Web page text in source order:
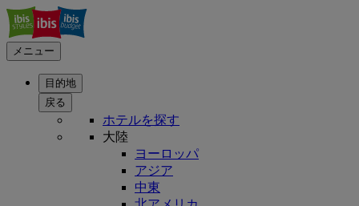
メニュー
目的地
戻る
ホテルを探す
大陸
ヨーロッパ
アジア
中東